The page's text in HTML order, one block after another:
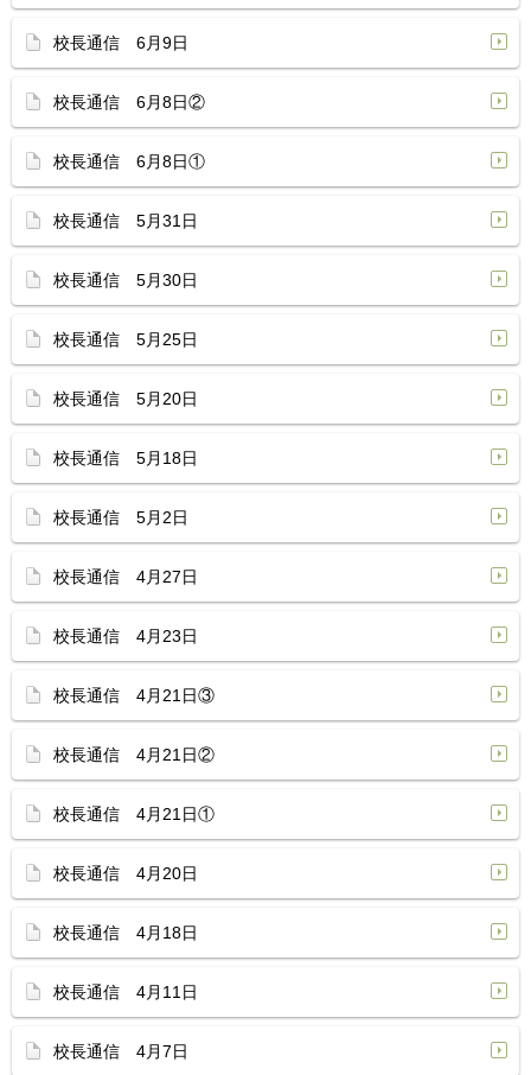
校長通信 6月9日
校長通信 6月8日②
校長通信 6月8日①
校長通信 5月31日
校長通信 5月30日
校長通信 5月25日
校長通信 5月20日
校長通信 5月18日
校長通信 5月2日
校長通信 4月27日
校長通信 4月23日
校長通信 4月21日③
校長通信 4月21日②
校長通信 4月21日①
校長通信 4月20日
校長通信 4月18日
校長通信 4月11日
校長通信 4月7日